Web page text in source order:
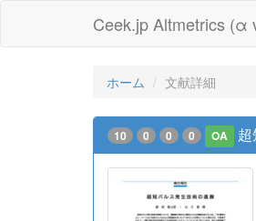
Ceek.jp Altmetrics (α
ホーム 文献詳細
10 0 0 0 OA